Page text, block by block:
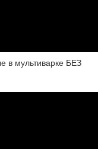
мультиварке БЕЗ